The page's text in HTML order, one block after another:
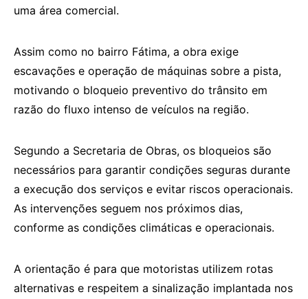
uma área comercial.
Assim como no bairro Fátima, a obra exige
escavações e operação de máquinas sobre a pista,
motivando o bloqueio preventivo do trânsito em
razão do fluxo intenso de veículos na região.
Segundo a Secretaria de Obras, os bloqueios são
necessários para garantir condições seguras durante
a execução dos serviços e evitar riscos operacionais.
As intervenções seguem nos próximos dias,
conforme as condições climáticas e operacionais.
A orientação é para que motoristas utilizem rotas
alternativas e respeitem a sinalização implantada nos